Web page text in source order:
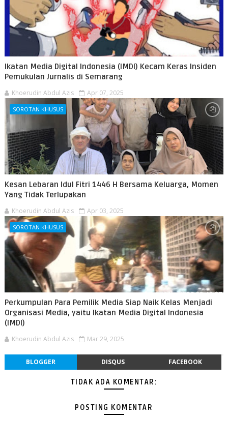
Ikatan Media Digital Indonesia (IMDI) Kecam Keras Insiden
Pemukulan Jurnalis di Semarang
Khoerudin Abdul Azis Apr 07, 2025
SOROTAN KHUSUS
Kesan Lebaran Idul Fitri 1446 H Bersama Keluarga, Momen
Yang Tidak Terlupakan
Khoerudin Abdul Azis Apr 03, 2025
SOROTAN KHUSUS
Perkumpulan Para Pemilik Media Siap Naik Kelas Menjadi
Organisasi Media, yaitu Ikatan Media Digital Indonesia
(IMDI)
Khoerudin Abdul Azis Mar 29, 2025
BLOGGER DISQUS FACEBOOK
TIDAK ADA KOMENTAR:
POSTING KOMENTAR